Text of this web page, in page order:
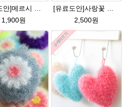
[유료도안]메르시 카네이션수세미 뜨기 도안(수세미실은 옵션에서 추가구매 가능)/카네이션수세미/별호빵수세미처럼 예쁜 수세미뜨기/수세미실 카네이션만들기 /웰빙수세미실 카네이션도안/고급수세미실/꽃수세미
1,900원
[유료도안]사랑꽃 수세미뜨기 도안(수세미실은 옵션에서 추가구매 가능)/사랑꽃수세미/별호빵수세미처럼 예쁜수세미뜨기/수세미실/웰빙수세미실/고급수세미실/꽃수세미/봄꽃향기수세미
2,500원